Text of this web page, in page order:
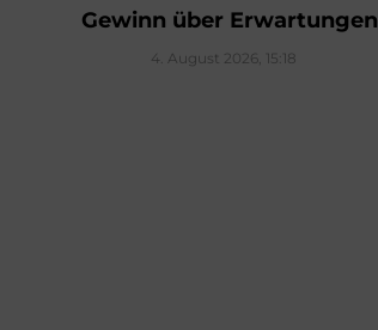
Gewinn über Erwartungen
4. August 2026, 15:18